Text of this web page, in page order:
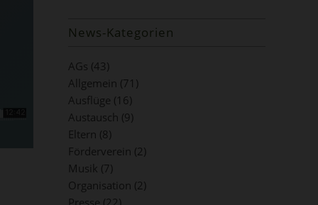
News-Kategorien
AGs (43)
Allgemein (71)
Ausflüge (16)
Austausch (9)
Eltern (8)
Förderverein (2)
Musik (7)
Organisation (2)
Presse (22)